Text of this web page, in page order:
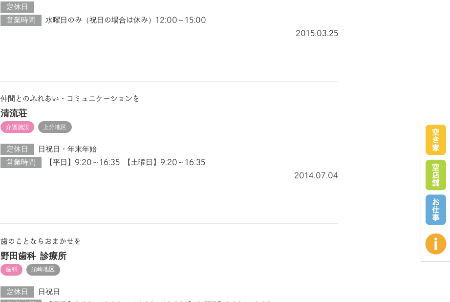
定休日
営業時間
水曜日のみ（祝日の場合は休み）12:00～15:00
2015.03.25
仲間とのふれあい・コミュニケーションを
清流荘
介護施設 上分地区
定休日
日祝日・年末年始
営業時間
【平日】9:20～16:35 【土曜日】9:20～16:35
2014.07.04
歯のことならおまかせを
野田歯科 診療所
歯科 須崎地区
定休日
日祝日